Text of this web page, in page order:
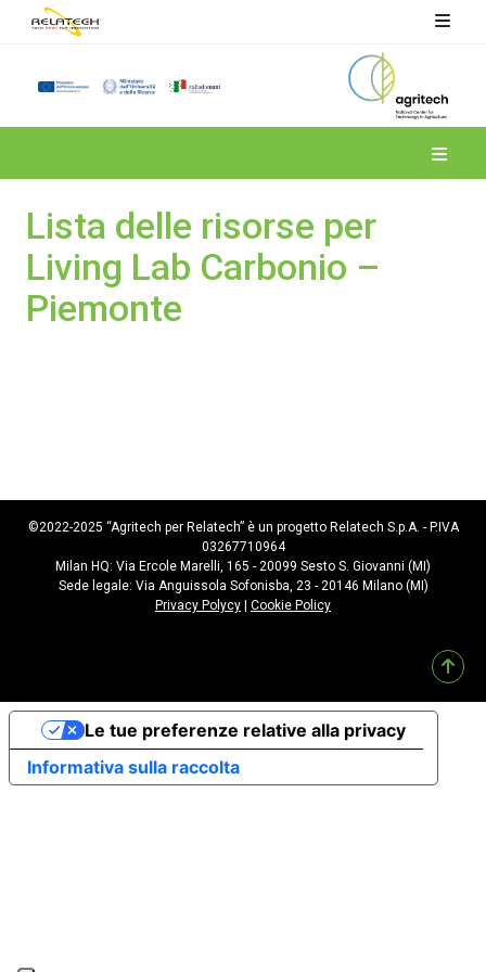
Lista delle risorse per
Living Lab Carbonio –
Piemonte
©2022-2025 “Agritech per Relatech” è un progetto Relatech S.p.A. - P.IVA
03267710964
Milan HQ: Via Ercole Marelli, 165 - 20099 Sesto S. Giovanni (MI)
Sede legale: Via Anguissola Sofonisba, 23 - 20146 Milano (MI)
Privacy Polycy
Cookie Policy
Informativa sulla raccolta
Le tue preferenze relative alla privacy